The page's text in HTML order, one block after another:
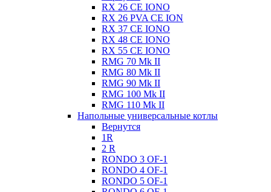
RX 26 CE IONO
RX 26 PVA CE ION
RX 37 CE IONO
RX 48 CE IONO
RX 55 CE IONO
RMG 70 Mk II
RMG 80 Mk II
RMG 90 Mk II
RMG 100 Mk II
RMG 110 Mk II
Напольные универсальные котлы
Вернутся
1R
2 R
RONDO 3 OF-1
RONDO 4 OF-1
RONDO 5 OF-1